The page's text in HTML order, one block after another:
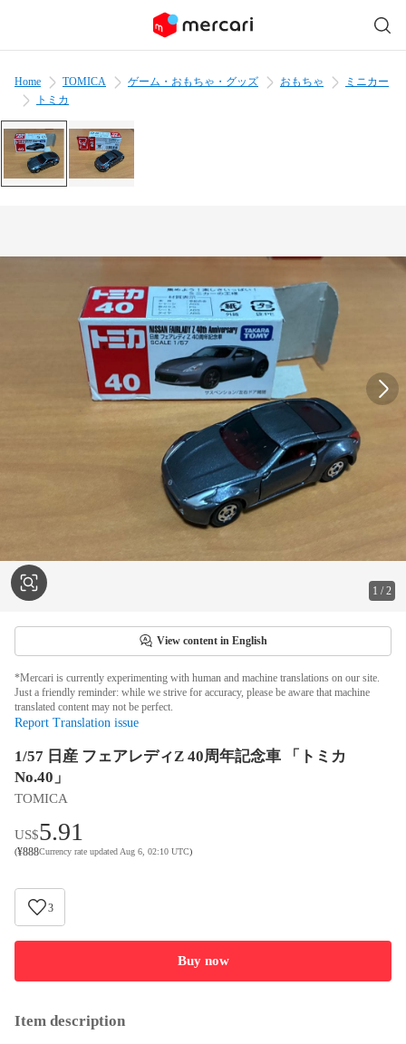
Home TOMICA ゲーム・おもちゃ・グッズ おもちゃ
ミニカー
トミカ
1 /2
View content in English
*Mercari is currently experimenting with human and machine translations on our site.
Just a friendly reminder: while we strive for accuracy, please be aware that machine
translated content may not be perfect.
Report Translation issue
1/57 日産 フェアレディZ 40周年記念車 「トミカ
No.40」
TOMICA
US$5.91
(¥888Currency rate updated Aug 6, 02:10 UTC)
3
Buy now
Item description